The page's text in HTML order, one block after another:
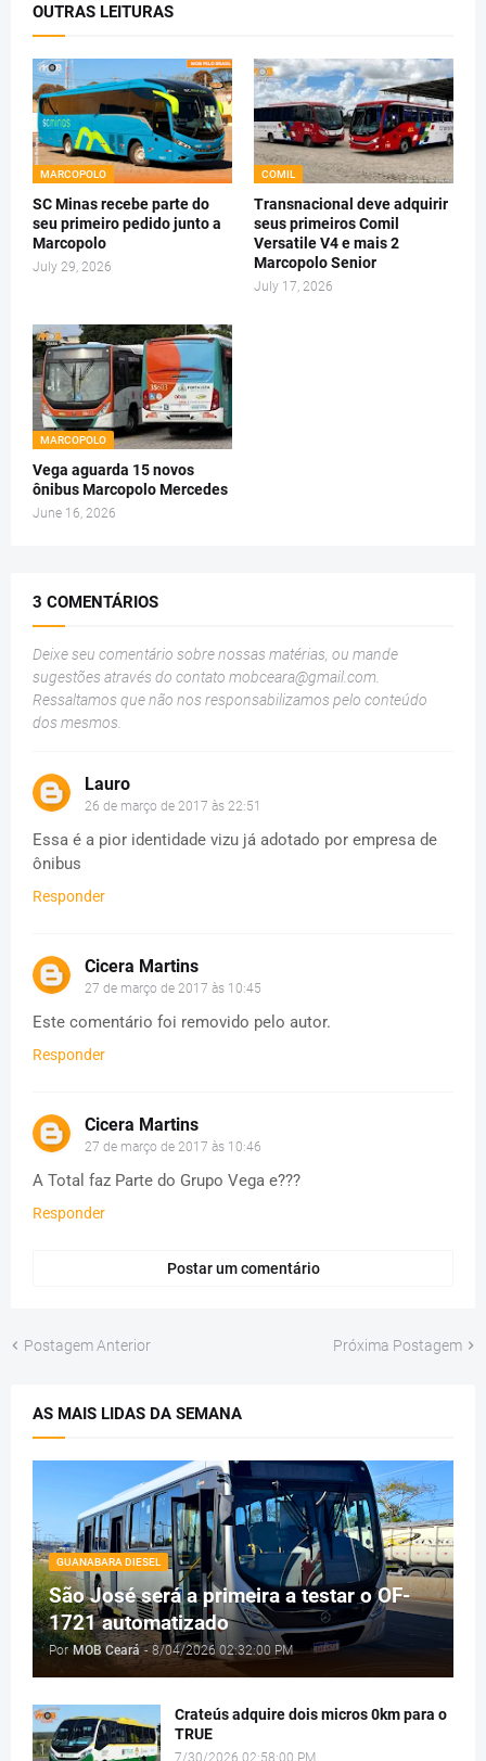
OUTRAS LEITURAS
MARCOPOLO
SC Minas recebe parte do
seu primeiro pedido junto a
Marcopolo
July 29, 2026
COMIL
Transnacional deve adquirir
seus primeiros Comil
Versatile V4 e mais 2
Marcopolo Senior
July 17, 2026
MARCOPOLO
Vega aguarda 15 novos
ônibus Marcopolo Mercedes
June 16, 2026
3 COMENTÁRIOS
Deixe seu comentário sobre nossas matérias, ou mande
sugestões através do contato mobceara@gmail.com
Ressaltamos que não nos responsabilizamos pelo conteúdo
dos mesmos.
Lauro
26 de março de 2017 às 22:51
Essa é a pior identidade vizu já adotado por empresa de
ônibus
Responder
Cicera Martins
27 de março de 2017 às 10:45
Este comentário foi removido pelo autor.
Responder
Cicera Martins
27 de março de 2017 às 10:46
A Total faz Parte do Grupo Vega e???
Responder
Postar um comentário
Postagem Anterior Próxima Postagem
AS MAIS LIDAS DA SEMANA
GUANABARA DIESEL
São José será a primeira a testar o OF-
1721 automatizado
Por MOB Ceará - 8/04/2026 02:32:00 PM
Crateús adquire dois micros 0km para o
TRUE
7/30/2026 02:58:00 PM